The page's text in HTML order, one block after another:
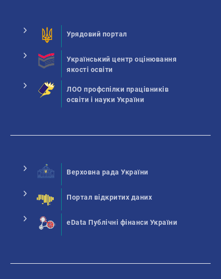
Урядовий портал
Український центр оцінювання
якості освіти
ЛОО профспілки працівників
освіти і науки України
Верховна рада України
Портал відкритих даних
eData Публічні фінанси України